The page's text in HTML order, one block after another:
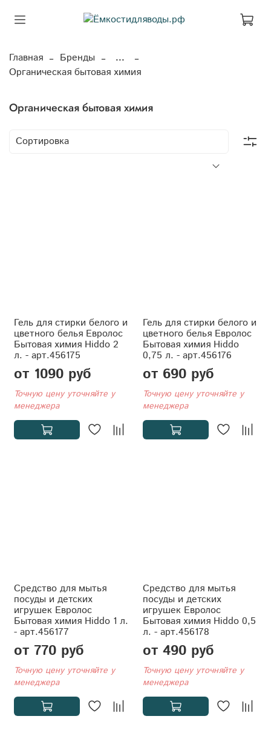
Главная Бренды
...
Органическая бытовая химия
Органическая бытовая химия
Гель для стирки белого и
цветного белья Евролос
Бытовая химия Hiddo 2
л. - арт.456175
от 1090 руб
Точную цену уточняйте у
менеджера
Гель для стирки белого и
цветного белья Евролос
Бытовая химия Hiddo
0,75 л. - арт.456176
от 690 руб
Точную цену уточняйте у
менеджера
Средство для мытья
посуды и детских
игрушек Евролос
Бытовая химия Hiddo 1 л.
- арт.456177
от 770 руб
Точную цену уточняйте у
менеджера
Средство для мытья
посуды и детских
игрушек Евролос
Бытовая химия Hiddo 0,5
л. - арт.456178
от 490 руб
Точную цену уточняйте у
менеджера